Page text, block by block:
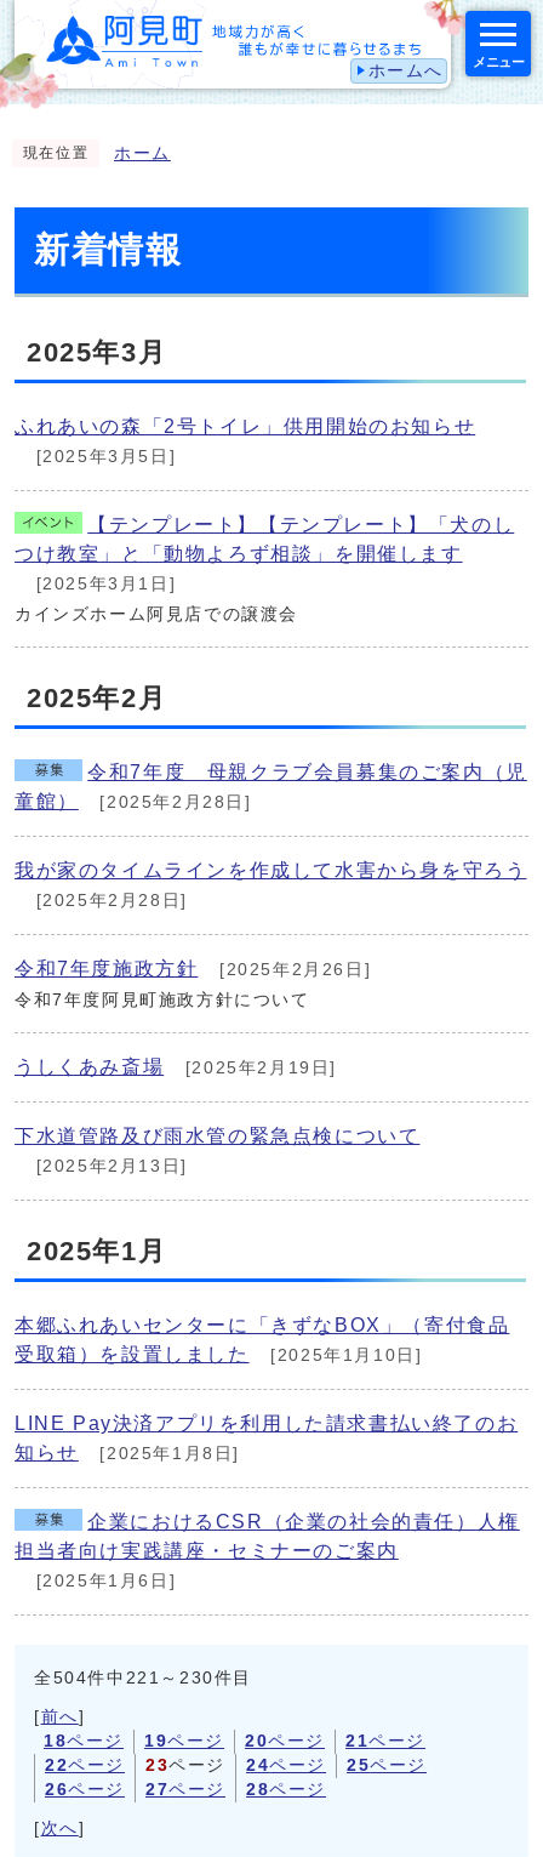
ホームへ メニュー
現在位置 ホーム
新着情報
2025年3月
ふれあいの森「2号トイレ」供用開始のお知らせ
[2025年3月5日]
【テンプレート】【テンプレート】「犬のし
つけ教室」と「動物よろず相談」を開催します
[2025年3月1日]
カインズホーム阿見店での譲渡会
2025年2月
令和7年度 母親クラブ会員募集のご案内（児
童館）
[2025年2月28日]
我が家のタイムラインを作成して水害から身を守ろう
[2025年2月28日]
令和7年度施政方針
[2025年2月26日]
令和7年度阿見町施政方針について
うしくあみ斎場 [2025年2月19日]
下水道管路及び雨水管の緊急点検について
[2025年2月13日]
2025年1月
本郷ふれあいセンターに「きずなBOX」（寄付食品
受取箱）を設置しました
[2025年1月10日]
LINE Pay決済アプリを利用した請求書払い終了のお
知らせ
[2025年1月8日]
企業におけるCSR（企業の社会的責任）人権
担当者向け実践講座・セミナーのご案内
[2025年1月6日]
全504件中221～230件目
[前へ]
18ページ 19ページ 20ページ 21ページ
22ページ 23ページ 24ページ 25ページ
26ページ 27ページ 28ページ
[ 次へ]